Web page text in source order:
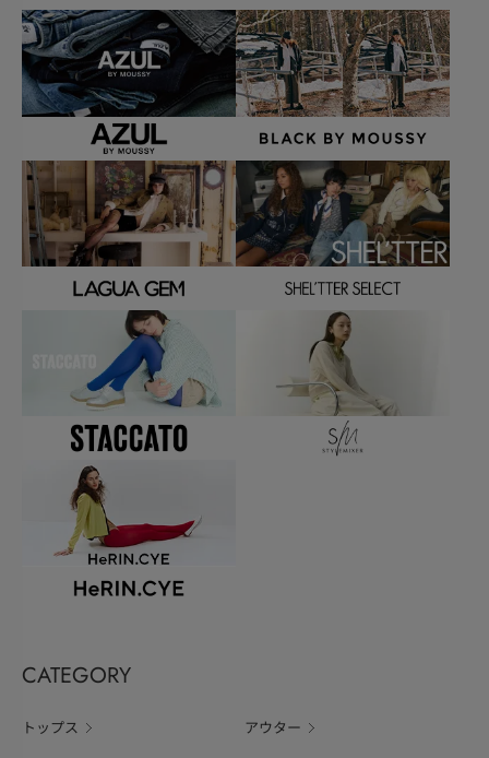
CATEGORY
トップス アウター